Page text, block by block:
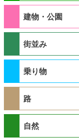
建物・公園
街並み
乗り物
路
自然